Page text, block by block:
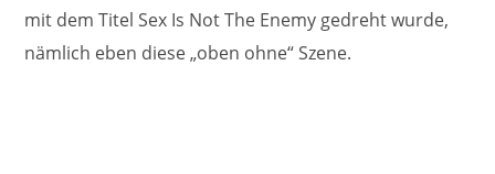
mit dem Titel Sex Is Not The Enemy gedreht wurde,
nämlich eben diese „oben ohne“ Szene.